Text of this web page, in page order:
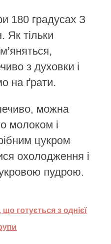
180 градусах З
Як тільки
з духовки і
на ґрати.
можна
молоком і
цукром
охолодження і
пудрою.
готується з однієї